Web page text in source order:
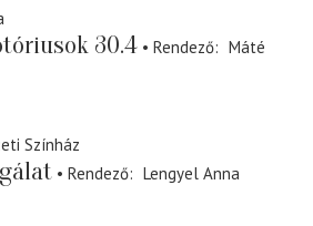
30.4 Rendező
Máté
Színház
Rendező
Lengyel Anna